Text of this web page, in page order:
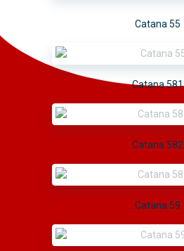
Catana 55
Catana 581
Catana 582
Catana 59